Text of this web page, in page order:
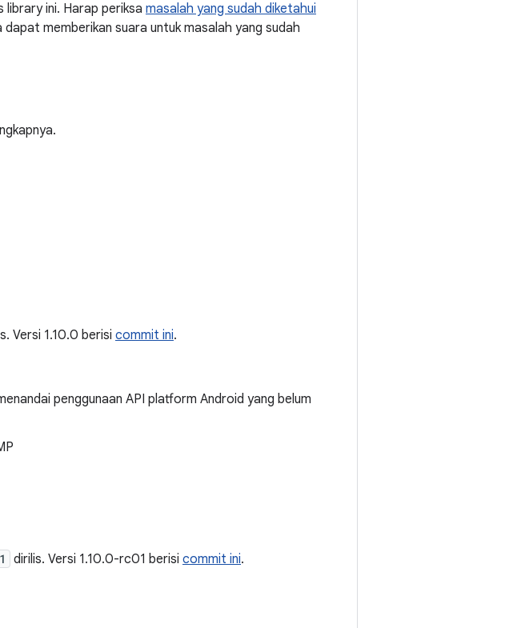
library ini. Harap periksa masalah yang sudah diketahui
memberikan suara untuk masalah yang sudah
Versi 1.10.0 berisi commit ini.
penggunaan API platform Android yang belum
dirilis. Versi 1.10.0-rc01 berisi commit ini.